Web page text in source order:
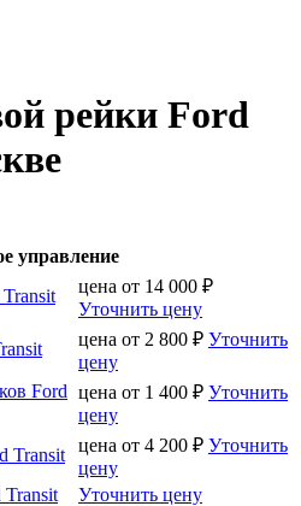
рейки Ford
управление
цена от 14 000 ₽
Уточнить цену
цена от 2 800 ₽ Уточнить
цену
Ford цена от 1 400 ₽ Уточнить
цену
Transit
цена от 4 200 ₽ Уточнить
цену
Transit
Уточнить цену